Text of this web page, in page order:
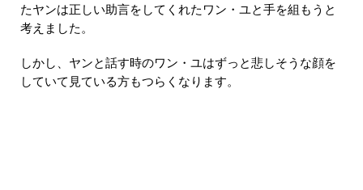
たヤンは正しい助言をしてくれたワン・ユと手を組もうと
考えました。
しかし、ヤンと話す時のワン・ユはずっと悲しそうな顔を
していて見ている方もつらくなります。